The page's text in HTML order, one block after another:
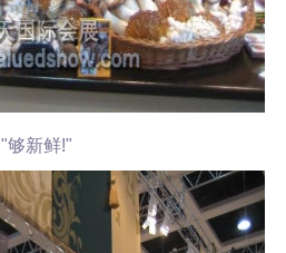
"够新鲜!"